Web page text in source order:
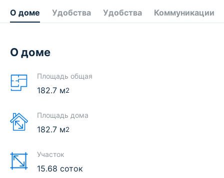
О доме Удобства Удобства Коммуникации
О доме
Площадь общая
182.7 м2
Площадь дома
182.7 м2
Участок
15.68 соток